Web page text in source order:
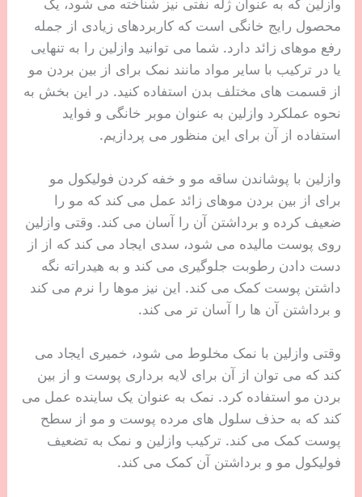
وازلین که به عنوان ژله نفتی نیز شناخته می شود، یک
محصول رایج خانگی است که کاربردهای زیادی از جمله
رفع موهای زائد دارد. شما می توانید وازلین را به تنهایی
یا در ترکیب با سایر مواد مانند نمک برای از بین بردن مو
از قسمت های مختلف بدن استفاده کنید. در این بخش به
نحوه عملکرد وازلین به عنوان موبر خانگی و فواید
استفاده از آن برای این منظور می پردازیم.
وازلین با پوشاندن ساقه مو و خفه کردن فولیکول مو
برای از بین بردن موهای زائد عمل می کند که مو را
ضعیف کرده و برداشتن آن را آسان می کند. وقتی وازلین
روی پوست مالیده می شود، سدی ایجاد می کند که از از
دست دادن رطوبت جلوگیری می کند و به هیدراته نگه
داشتن پوست کمک می کند. این نیز موها را نرم می کند
و برداشتن آن ها را آسان تر می کند.
وقتی وازلین با نمک مخلوط می شود، خمیری ایجاد می
کند که می توان از آن برای لایه برداری پوست و از بین
بردن مو استفاده کرد. نمک به عنوان یک ساینده عمل می
کند که به حذف سلول های مرده پوست و مو از سطح
پوست کمک می کند. ترکیب وازلین و نمک به تضعیف
فولیکول مو و برداشتن آن کمک می کند.